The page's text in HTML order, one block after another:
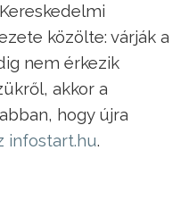
közölte: várják a
nem érkezik
akkor a
hogy újra
infostart.hu.